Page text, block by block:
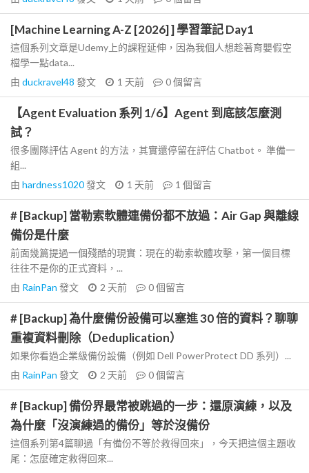
[Machine Learning A-Z [2026] ] 學習筆記 Day1
這個系列文章是Udemy上的課程延伸，因為我個人想趁著育嬰假空
檔學一點data...
由 duckravel48 發文 1 天前 0個留言
【Agent Evaluation 系列 1/6】Agent 到底該怎麼測
試？
很多團隊評估 Agent 的方法，其實還停留在評估 Chatbot。 準備一
組...
由 hardness1020發文 1 天前 1 個留言
# [Backup] 當勒索軟體連備份都不放過：Air Gap 與離線
備份是什麼
前面幾篇提過一個殘酷的現實：現在的勒索軟體攻擊，第一個目標
往往不是你的正式資料，...
由 RainPan 發文 2 天前 0個留言
# [Backup] 為什麼備份設備可以塞進 30 倍的資料？聊聊
重複資料刪除（Deduplication）
如果你看過企業級備份設備（例如 Dell PowerProtect DD 系列）...
由 RainPan 發文 2 天前 0個留言
# [Backup] 備份界最常被跳過的一步：還原演練，以及
為什麼「沒演練過的備份」等於沒備份
這個系列第4篇聊過「有備份不等於救得回來」，今天把這個主題收
尾：怎麼確定救得回來...